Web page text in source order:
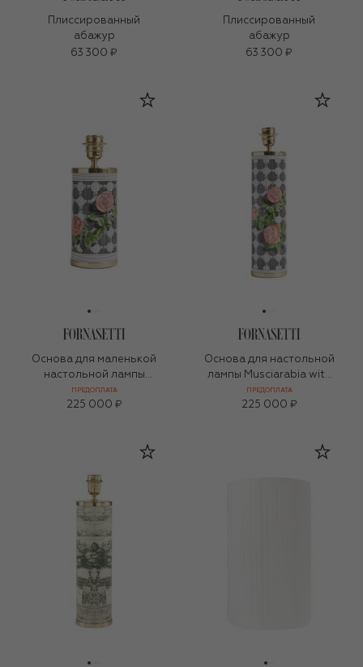
Плиссированный
абажур
63 300 ₽
Плиссированный
абажур
63 300 ₽
Основа для маленькой
настольной лампы
Musciarabia con rose
ПРЕДОПЛАТА
225 000 ₽
Основа для настольной
лампы Musciarabia with
rose colour
ПРЕДОПЛАТА
225 000 ₽